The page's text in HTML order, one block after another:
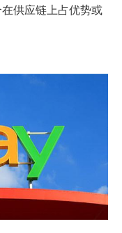
供应链上占优势或